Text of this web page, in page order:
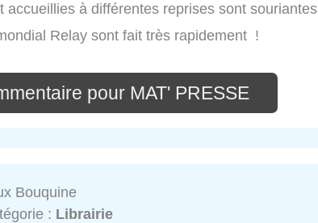
accueillies à différentes reprises sont souriantes
Relay sont fait très rapidement !
pour MAT' PRESSE
Bouquine
: Librairie